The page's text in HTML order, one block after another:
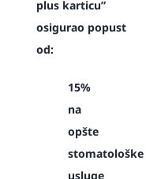
plus karticu”
osigurao popust
od:
15%
na
opšte
stomatološke
usluge